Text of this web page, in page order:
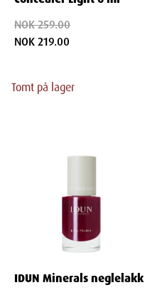
NOK 259.00
NOK 219.00
Tomt på lager
IDUN Minerals neglelakk